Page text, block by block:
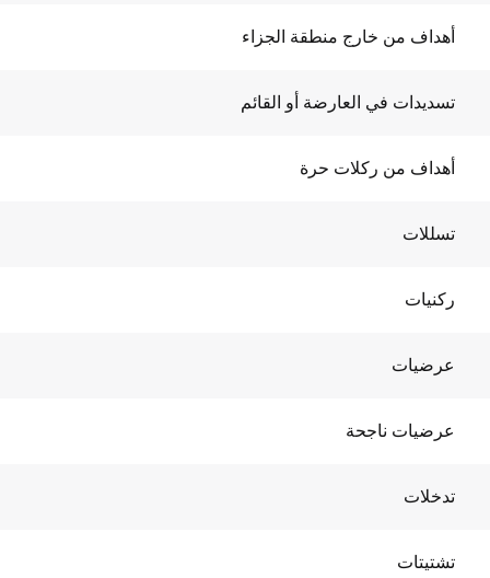
أهداف من خارج منطقة الجزاء
تسديدات في العارضة أو القائم
أهداف من ركلات حرة
تسللات
ركنيات
عرضيات
عرضيات ناجحة
تدخلات
تشتيتات